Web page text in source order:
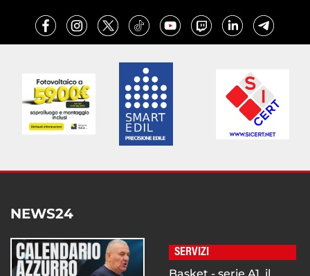
NEWS24
SERVIZI